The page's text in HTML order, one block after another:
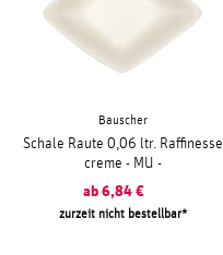
Bauscher
Schale Raute 0,06 ltr. Raffinesse
creme - MU -
ab 6,84 €
zurzeit nicht bestellbar